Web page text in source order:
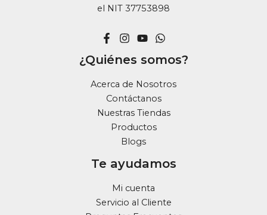
el NIT 37753898
¿Quiénes somos?
Acerca de Nosotros
Contáctanos
Nuestras Tiendas
Productos
Blogs
Te ayudamos
Mi cuenta
Servicio al Cliente